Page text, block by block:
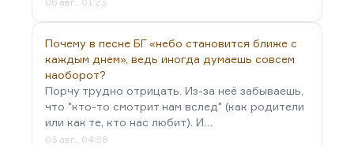
Почему в песне БГ «небо становится ближе с
каждым днем», ведь иногда думаешь совсем
наоборот?
Порчу трудно отрицать. Из-за неё забываешь,
что "кто-то смотрит нам вслед" (как родители
или как те, кто нас любит). И…
03 авг., 04:58